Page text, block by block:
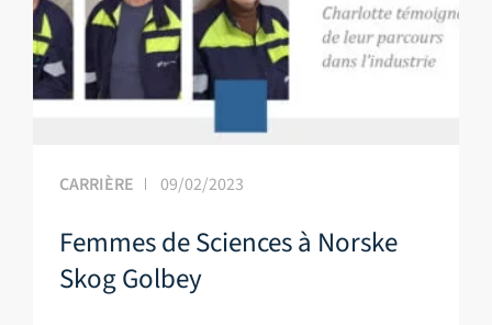
CARRIÈRE 09/02/2023
Femmes de Sciences à Norske
Skog Golbey